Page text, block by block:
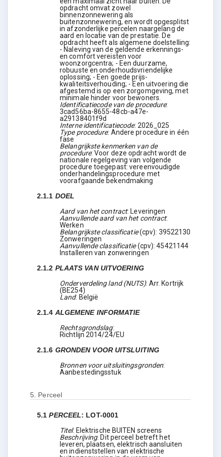
opdracht omvat zowel
binnenzonnewering als
buitenzonnewering, en wordt opgesplitst
in afzonderlijke percelen naargelang de
aard en locatie van de prestatie. De
opdracht heeft als algemene doelstelling:
- Naleving van de geldende erkennings-
en comfort vereisten voor
woonzorgcentra; - Een duurzame,
robuuste en onderhoudsvriendelijke
oplossing; - Een goede prijs-
kwaliteitsverhouding; - Een uitvoering die
afgestemd is op een zorgomgeving, met
minimale hinder voor bewoners.
Identificatiecode van de procedure:
3cad56ba-8655-48cb-a47e-
a29138401f9d
Interne identificatiecode: 2026_025
Type procedure: Andere procedure in één
fase
Belangrijkste kenmerken van de
procedure:Voor deze opdracht wordt de
nationale regelgeving van volgende
procedure toegepast: vereenvoudigde
onderhandelingsprocedure met
voorafgaande bekendmaking
2.1.1 DOEL
Aard van het contract:Leveringen
Aanvullende aard van het contract:
Werken
Belangrijkste classificatie (cpv): 39522130
Zonweringen
Aanvullende classificatie (cpv):45421144
Installeren van zonweringen
2.1.2 PLAATS VAN UITVOERING
Onderverdeling land (NUTS): Arr. Kortrijk
(BE254)
Land: België
2.1.4 ALGEMENE INFORMATIE
Rechtsgrondslag:
Richtlijn 2014/24/EU
2.1.6 GRONDEN VOOR UITSLUITING
Bronnen voor uitsluitingsgronden:
Aanbestedingsstuk
5. Perceel
5.1PERCEEL: LOT-0001
Titel: Elektrische BUITEN screens
Beschrijving: Dit perceel betreft het
leveren, plaatsen, elektrisch aansluiten
en indienststellen van elektrische